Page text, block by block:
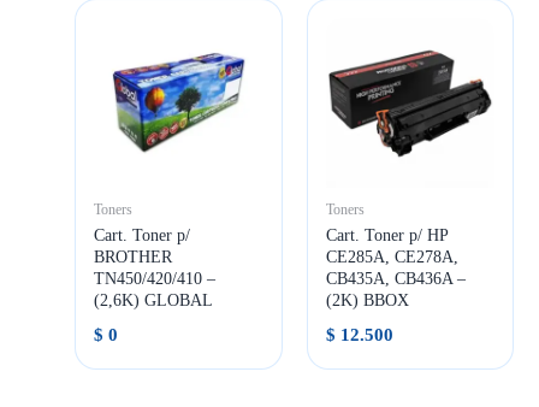
Toners
Cart. Toner p/
BROTHER
TN450/420/410 –
(2,6K) GLOBAL
$ 0
Toners
Cart. Toner p/ HP
CE285A, CE278A,
CB435A, CB436A –
(2K) BBOX
$ 12.500